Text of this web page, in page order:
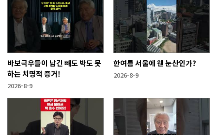
바보극우들이 남긴 빼도 박도 못
하는 치명적 증거!
2026-8-9
한여름 서울에 웬 눈산인가?
2026-8-9